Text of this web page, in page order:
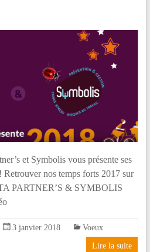
et Symbolis vous présente ses
nos temps forts 2017 sur
PARTNER’S & SYMBOLIS
3 janvier 2018 Voeux
Lire la suite